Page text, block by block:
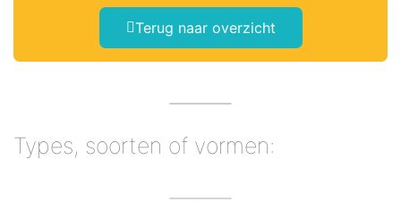
Terug naar overzicht
Types, soorten of vormen: